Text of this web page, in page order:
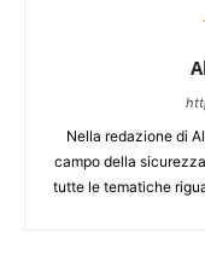
Nella redazione di
campo della
tutte le tematiche